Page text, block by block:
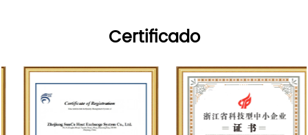
Certificado